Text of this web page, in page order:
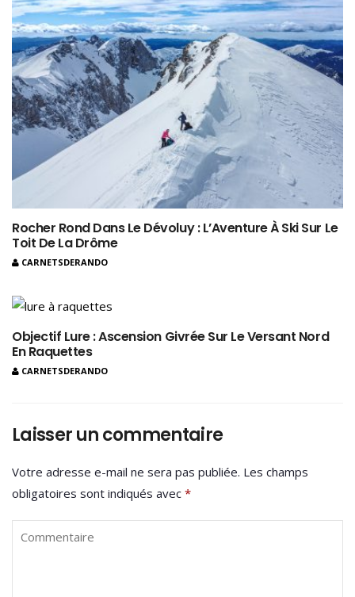
Rocher Rond Dans Le Dévoluy : L’Aventure À Ski Sur Le
Toit De La Drôme
CARNETSDERANDO
Objectif Lure : Ascension Givrée Sur Le Versant Nord
En Raquettes
CARNETSDERANDO
Laisser un commentaire
Votre adresse e-mail ne sera pas publiée. Les champs
obligatoires sont indiqués avec *